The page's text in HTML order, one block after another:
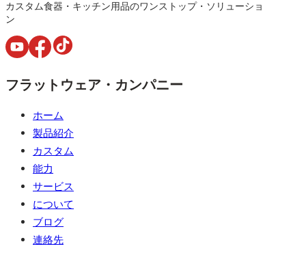
カスタム食器・キッチン用品のワンストップ・ソリューショ
ン
フラットウェア・カンパニー
ホーム
製品紹介
カスタム
能力
サービス
について
ブログ
連絡先